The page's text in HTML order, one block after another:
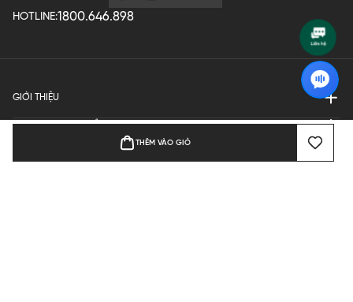
THÊM VÀO GIỎ
HOTLINE:1800.646.898
GIỚI THIỆU
QUY ĐỊNH HOẠT ĐỘNG